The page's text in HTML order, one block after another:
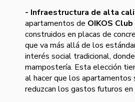
- Infraestructura de alta
apartamentos de OIKOS
construidos en placas de
que va más allá de los
interés social tradicional,
mampostería. Esta elección
al hacer que los apartamentos
reduzcan los gastos futuros en